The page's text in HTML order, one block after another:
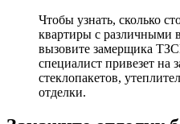
Чтобы узнать, сколько
квартиры с различными
вызовите замерщика
специалист привезет на
стеклопакетов,
отделки.